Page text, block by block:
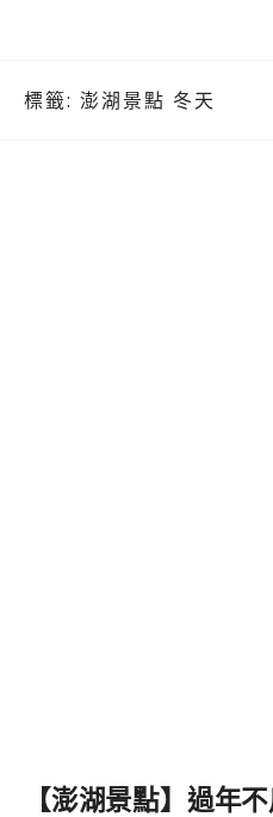
標籤: 澎湖景點 冬天
【澎湖景點】過年